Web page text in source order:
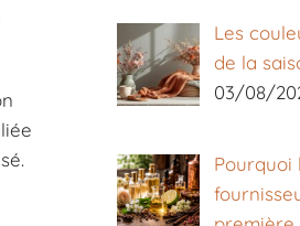
Les
de la
03/08/
Pourquoi